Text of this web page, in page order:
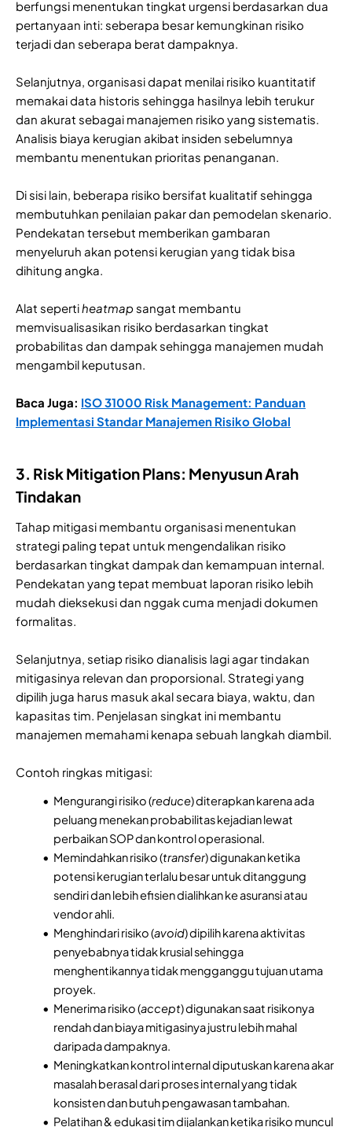
berfungsi menentukan tingkat urgensi berdasarkan dua
pertanyaan inti: seberapa besar kemungkinan risiko
terjadi dan seberapa berat dampaknya.
Selanjutnya, organisasi dapat menilai risiko kuantitatif
memakai data historis sehingga hasilnya lebih terukur
dan akurat sebagai manajemen risiko yang sistematis.
Analisis biaya kerugian akibat insiden sebelumnya
membantu menentukan prioritas penanganan.
Di sisi lain, beberapa risiko bersifat kualitatif sehingga
membutuhkan penilaian pakar dan pemodelan skenario.
Pendekatan tersebut memberikan gambaran
menyeluruh akan potensi kerugian yang tidak bisa
dihitung angka.
Alat sepertiheatmapsangat membantu
memvisualisasikan risiko berdasarkan tingkat
probabilitas dan dampak sehingga manajemen mudah
mengambil keputusan.
Baca Juga: ISO 31000 Risk Management: Panduan
Implementasi Standar Manajemen Risiko Global
3. Risk Mitigation Plans: Menyusun Arah
Tindakan
Tahap mitigasi membantu organisasi menentukan
strategi paling tepat untuk mengendalikan risiko
berdasarkan tingkat dampak dan kemampuan internal.
Pendekatan yang tepat membuat laporan risiko lebih
mudah dieksekusi dan nggak cuma menjadi dokumen
formalitas.
Selanjutnya, setiap risiko dianalisis lagi agar tindakan
mitigasinya relevan dan proporsional. Strategi yang
dipilih juga harus masuk akal secara biaya, waktu, dan
kapasitas tim. Penjelasan singkat ini membantu
manajemen memahami kenapa sebuah langkah diambil.
Contoh ringkas mitigasi:
Mengurangi risiko (reduce) diterapkan karena ada
peluang menekan probabilitas kejadian lewat
perbaikan SOP dan kontrol operasional.
Memindahkan risiko (transfer) digunakan ketika
potensi kerugian terlalu besar untuk ditanggung
sendiri dan lebih efisien dialihkan ke asuransi atau
vendor ahli.
Menghindari risiko (avoid) dipilih karena aktivitas
penyebabnya tidak krusial sehingga
menghentikannya tidak mengganggu tujuan utama
proyek.
Menerima risiko (accept) digunakan saat risikonya
rendah dan biaya mitigasinya justru lebih mahal
daripada dampaknya.
Meningkatkan kontrol internal diputuskan karena akar
masalah berasal dari proses internal yang tidak
konsisten dan butuh pengawasan tambahan.
Pelatihan & edukasi tim dijalankan ketika risiko muncul